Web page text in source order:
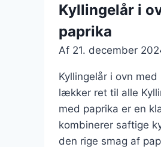
hvidløg
Kyllingelår i
paprika
Af 21. december
Kyllingelår i ovn med
lækker ret til alle
med paprika er en
kombinerer saftige
den rige smag af